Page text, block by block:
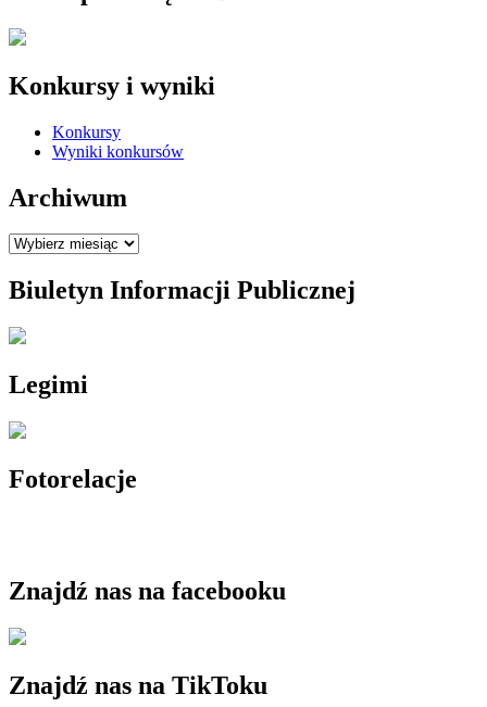
Konkursy i wyniki
Konkursy
Wyniki konkursów
Archiwum
Archiwum
Biuletyn Informacji Publicznej
Legimi
Fotorelacje
Znajdź nas na facebooku
Znajdź nas na TikToku